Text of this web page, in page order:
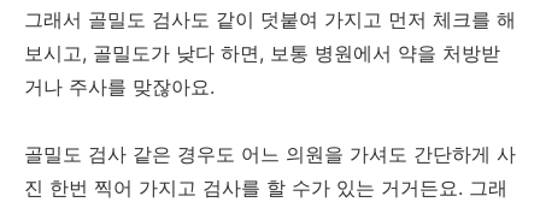
그래서 골밀도 검사도 같이 덧붙여 가지고 먼저 체크를 해
보시고, 골밀도가 낮다 하면, 보통 병원에서 약을 처방받
거나 주사를 맞잖아요.
골밀도 검사 같은 경우도 어느 의원을 가셔도 간단하게 사
진 한번 찍어 가지고 검사를 할 수가 있는 거거든요. 그래